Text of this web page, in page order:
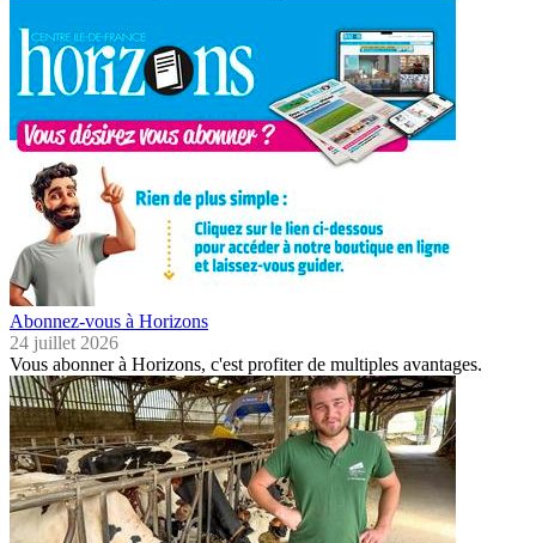
Abonnez-vous à Horizons
24 juillet 2026
Vous abonner à Horizons, c'est profiter de multiples avantages.